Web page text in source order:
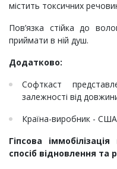
містить токсичних
Пов’язка стійка до
приймати в ній душ.
Додатково:
Софткаст
залежності від
Країна-виробник -
Гіпсова
спосіб відновлення та